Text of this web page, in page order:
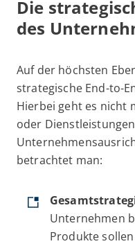
Die
des
Auf der höchsten
strategische End-to-
Hierbei geht es nicht
oder
betrachtet man:
Unternehmen
Produkte